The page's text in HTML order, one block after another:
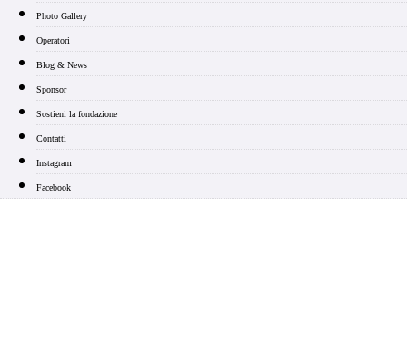
Photo Gallery
Operatori
Blog & News
Sponsor
Sostieni la fondazione
Contatti
Instagram
Facebook